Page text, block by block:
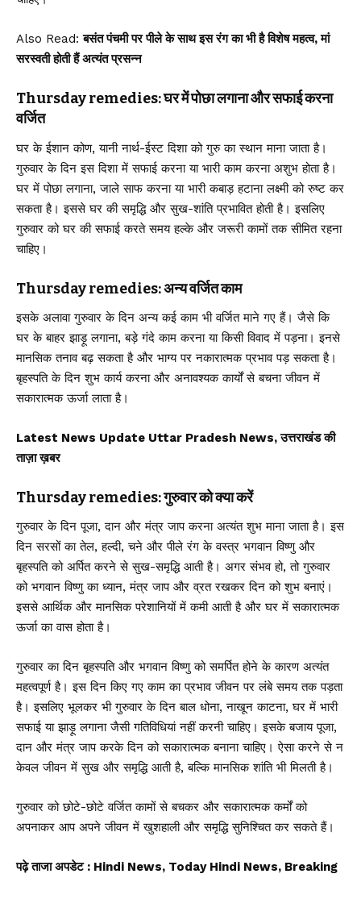
Also Read:बसंत पंचमी पर पीले के साथ इस रंग का भी है विशेष महत्व, मां
सरस्वती होती हैं अत्यंत प्रसन्न
Thursday remedies: घर में पोछा लगाना और सफाई करना
वर्जित
घर के ईशान कोण, यानी नार्थ-ईस्ट दिशा को गुरु का स्थान माना जाता है।
गुरुवार के दिन इस दिशा में सफाई करना या भारी काम करना अशुभ होता है।
घर में पोछा लगाना, जाले साफ करना या भारी कबाड़ हटाना लक्ष्मी को रुष्ट कर
सकता है। इससे घर की समृद्धि और सुख-शांति प्रभावित होती है। इसलिए
गुरुवार को घर की सफाई करते समय हल्के और जरूरी कामों तक सीमित रहना
चाहिए।
Thursday remedies: अन्य वर्जित काम
इसके अलावा गुरुवार के दिन अन्य कई काम भी वर्जित माने गए हैं। जैसे कि
घर के बाहर झाड़ू लगाना, बड़े गंदे काम करना या किसी विवाद में पड़ना। इनसे
मानसिक तनाव बढ़ सकता है और भाग्य पर नकारात्मक प्रभाव पड़ सकता है।
बृहस्पति के दिन शुभ कार्य करना और अनावश्यक कार्यों से बचना जीवन में
सकारात्मक ऊर्जा लाता है।
Latest News Update Uttar Pradesh News, उत्तराखंड की
ताज़ा ख़बर
Thursday remedies: गुरुवार को क्या करें
गुरुवार के दिन पूजा, दान और मंत्र जाप करना अत्यंत शुभ माना जाता है। इस
दिन सरसों का तेल, हल्दी, चने और पीले रंग के वस्त्र भगवान विष्णु और
बृहस्पति को अर्पित करने से सुख-समृद्धि आती है। अगर संभव हो, तो गुरुवार
को भगवान विष्णु का ध्यान, मंत्र जाप और व्रत रखकर दिन को शुभ बनाएं।
इससे आर्थिक और मानसिक परेशानियों में कमी आती है और घर में सकारात्मक
ऊर्जा का वास होता है।
गुरुवार का दिन बृहस्पति और भगवान विष्णुको समर्पित होने के कारण अत्यंत
महत्वपूर्ण है। इस दिन किए गए काम का प्रभाव जीवन पर लंबे समय तक पड़ता
है। इसलिए भूलकर भी गुरुवार के दिन बाल धोना, नाखून काटना, घर में भारी
सफाई या झाड़ू लगाना जैसी गतिविधियां नहीं करनी चाहिए। इसके बजाय पूजा,
दान और मंत्र जाप करके दिन को सकारात्मक बनाना चाहिए। ऐसा करने से न
केवल जीवन में सुख और समृद्धि आती है, बल्कि मानसिक शांति भी मिलती है।
गुरुवार को छोटे-छोटे वर्जित कामों से बचकर और सकारात्मक कर्मों को
अपनाकर आप अपने जीवन में खुशहाली और समृद्धि सुनिश्चित कर सकते हैं।
पढ़े ताजा अपडेट : Hindi News, Today Hindi News, Breaking